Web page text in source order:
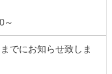
～
でにお知らせ致しま